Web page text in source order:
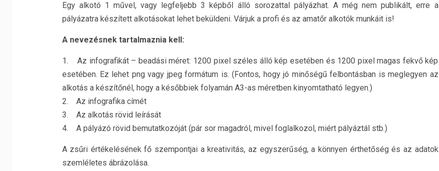
Egy alkotó 1 művel, vagy legfeljebb 3 képből álló sorozattal pályázhat. A még nem publikált, erre a
pályázatra készített alkotásokat lehet beküldeni. Várjuk a profi és az amatőr alkotók munkáit is!
A nevezésnek tartalmaznia kell:
1. Az infografikát – beadási méret: 1200 pixel széles álló kép esetében és 1200 pixel magas fekvő kép
esetében. Ez lehet png vagy jpeg formátum is. (Fontos, hogy jó minőségű felbontásban is meglegyen az
alkotás a készítőnél, hogy a későbbiek folyamán A3-as méretben kinyomtatható legyen.)
2. Az infografika címét
3. Az alkotás rövid leírását
4. A pályázó rövid bemutatkozóját (pár sor magadról, mivel foglalkozol, miért pályáztál stb.)
A zsűri értékelésének fő szempontjai a kreativitás, az egyszerűség, a könnyen érthetőség és az adatok
szemléletes ábrázolása.